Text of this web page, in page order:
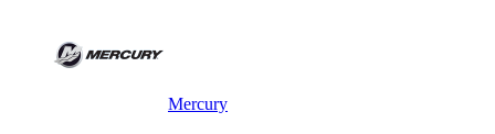
Mercury